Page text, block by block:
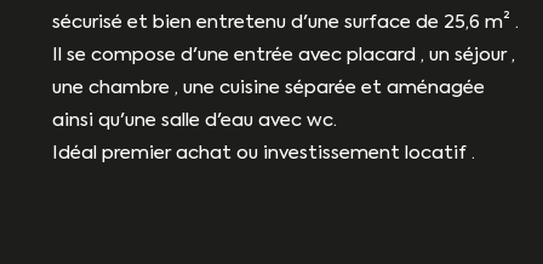
sécurisé et bien entretenu d'une surface de 25,6 m² .
Il se compose d'une entrée avec placard , un séjour ,
une chambre , une cuisine séparée et aménagée
ainsi qu'une salle d'eau avec wc.
Idéal premier achat ou investissement locatif .